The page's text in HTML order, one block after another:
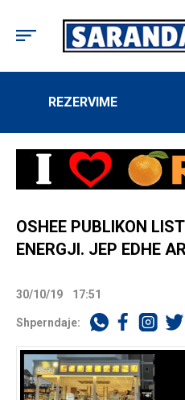
REZERVIME
OSHEE PUBLIKON
ENERGJI. JEP EDHE
30/10/19 17:51
Shperndaje: